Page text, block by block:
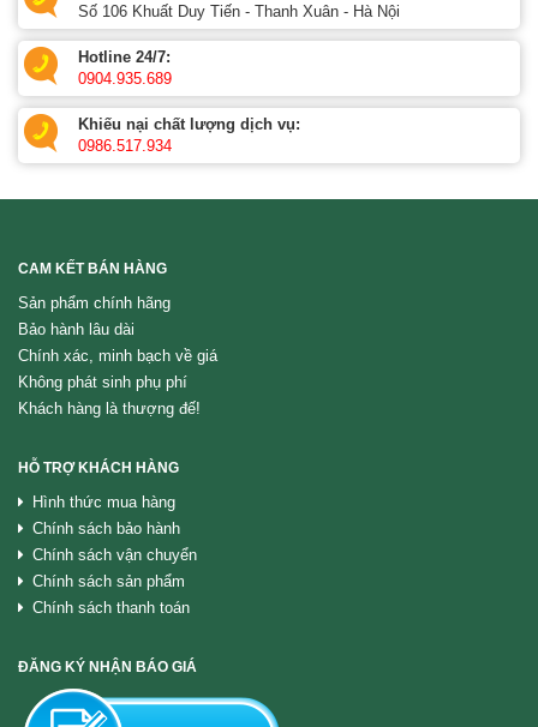
Số 106 Khuất Duy Tiến - Thanh Xuân - Hà Nội
Hotline 24/7:
0904.935.689
Khiếu nại chất lượng dịch vụ:
0986.517.934
CAM KẾT BÁN HÀNG
Sản phẩm chính hãng
Bảo hành lâu dài
Chính xác, minh bạch về giá
Không phát sinh phụ phí
Khách hàng là thượng đế!
HỖ TRỢ KHÁCH HÀNG
Hình thức mua hàng
Chính sách bảo hành
Chính sách vận chuyển
Chính sách sản phẩm
Chính sách thanh toán
ĐĂNG KÝ NHẬN BÁO GIÁ